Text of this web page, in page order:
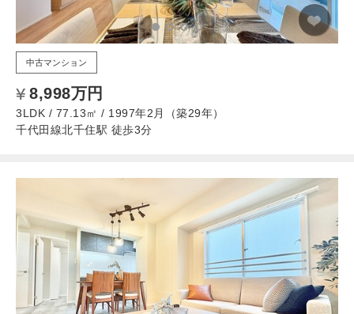
中古マンション
8,998万円
3LDK / 77.13㎡ / 1997年2月（築29年）
千代田線北千住駅 徒歩3分